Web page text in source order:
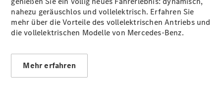
Ansprechpartner
finden
nahezu geräuschlos und vollelektrisch. Erfahren Sie
mehr über die Vorteile des vollelektrischen Antriebs und
die vollelektrischen Modelle von Mercedes-Benz.
Mehr erfahren